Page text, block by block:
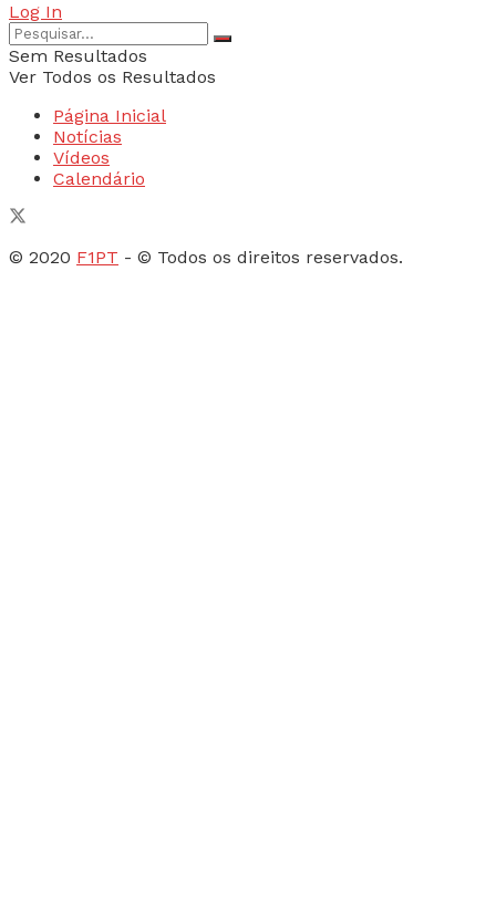
Log In
Sem Resultados
Ver Todos os Resultados
Página Inicial
Notícias
Vídeos
Calendário
© 2020 F1PT - © Todos os direitos reservados.